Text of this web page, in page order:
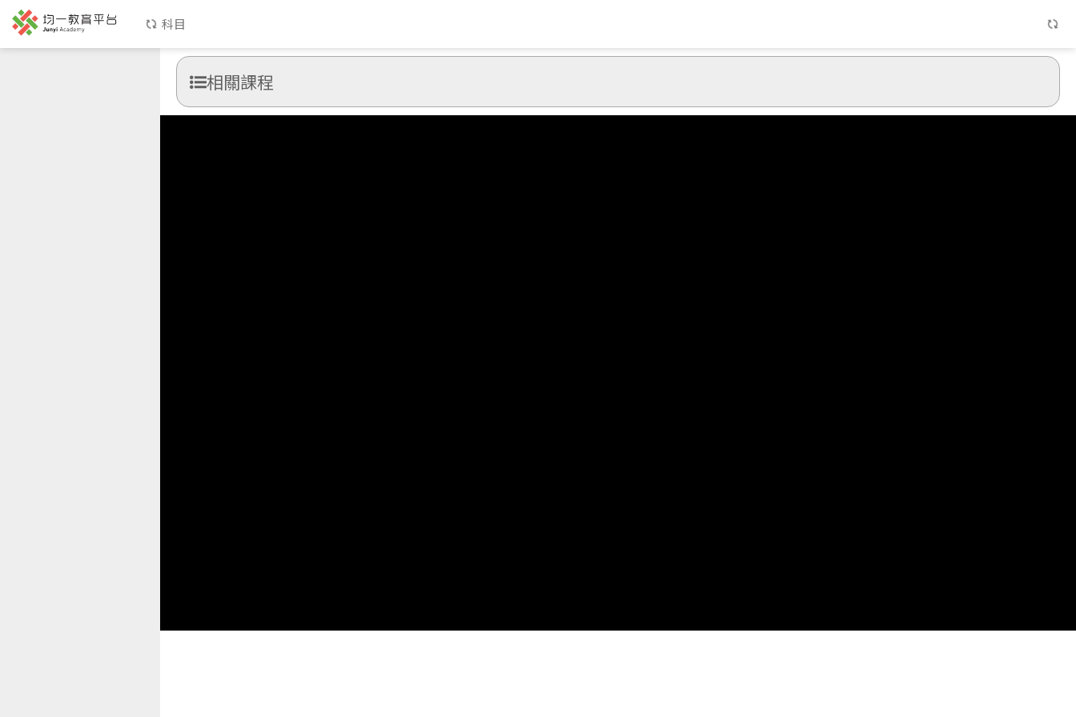
科目
相關課程